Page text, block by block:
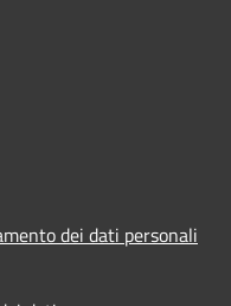
dei dati personali